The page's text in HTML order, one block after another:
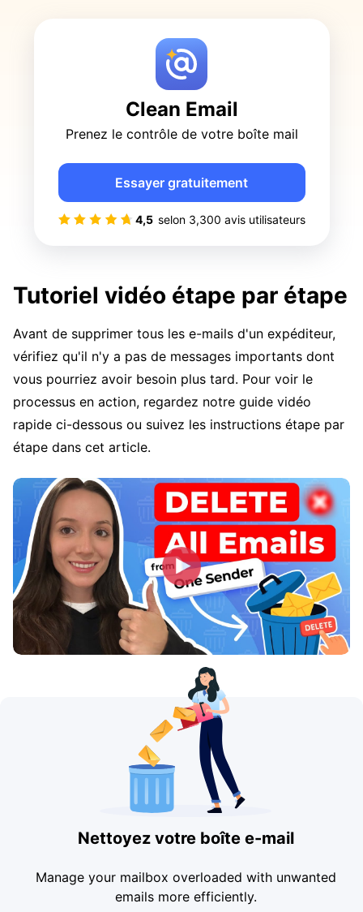
Clean Email
Prenez le contrôle de votre boîte mail
4,5 selon 3,300 avis utilisateurs
Essayer gratuitement
Tutoriel vidéo étape par étape
Avant de supprimer tous les e-mails d'un expéditeur,
vérifiez qu'il n'y a pas de messages importants dont
vous pourriez avoir besoin plus tard. Pour voir le
processus en action, regardez notre guide vidéo
rapide ci-dessous ou suivez les instructions étape par
étape dans cet article.
Nettoyez votre boîte e-mail
Manage your mailbox overloaded with unwanted
emails more efficiently.